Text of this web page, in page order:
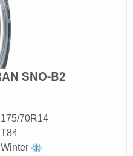
SNO-B2
175/70R14
T84
Winter